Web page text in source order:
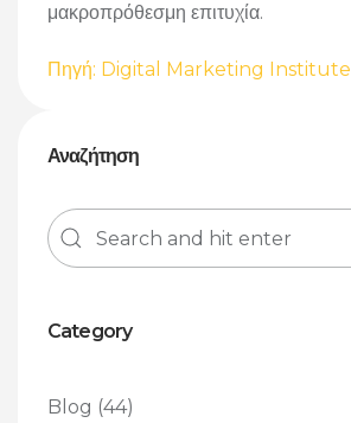
μακροπρόθεσμη επιτυχία.
Πηγή: Digital Marketing Institute
Αναζήτηση
Category
Blog (44)